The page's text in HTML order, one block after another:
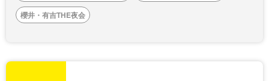
櫻井・有吉THE夜会